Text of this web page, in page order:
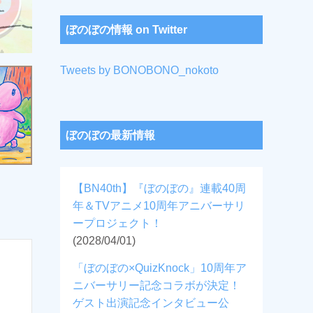
ぼのぼの情報 on Twitter
Tweets by BONOBONO_nokoto
ぼのぼの最新情報
【BN40th】『ぼのぼの』連載40周
年＆TVアニメ10周年アニバーサリ
ープロジェクト！
(2028/04/01)
「ぼのぼの×QuizKnock」10周年ア
ニバーサリー記念コラボが決定！
ゲスト出演記念インタビュー公